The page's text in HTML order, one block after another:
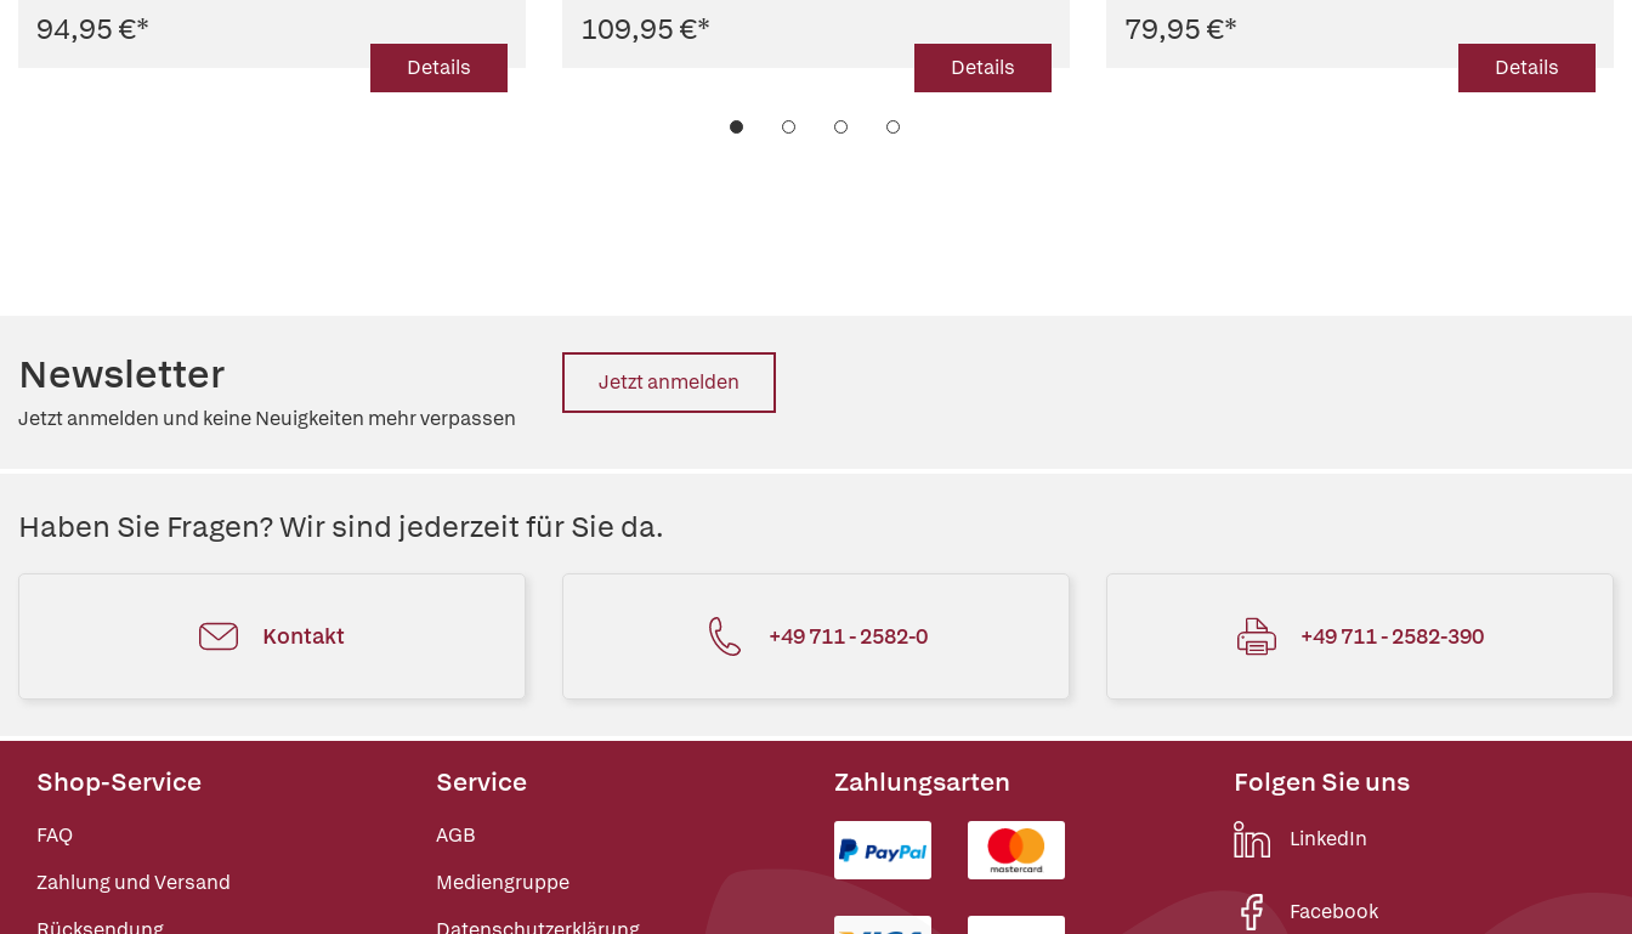
94,95 €*
Details
109,95 €*
Details
79,95 €*
Details
Newsletter
Jetzt anmelden und keine Neuigkeiten mehr verpassen
Jetzt anmelden
Haben Sie Fragen? Wir sind jederzeit für Sie da.
Kontakt +49 711 - 2582-0 +49 711 - 2582-390
Shop-Service
FAQ
Zahlung und Versand
Service
AGB
Mediengruppe
Zahlungsarten Folgen Sie uns
LinkedIn
Facebook